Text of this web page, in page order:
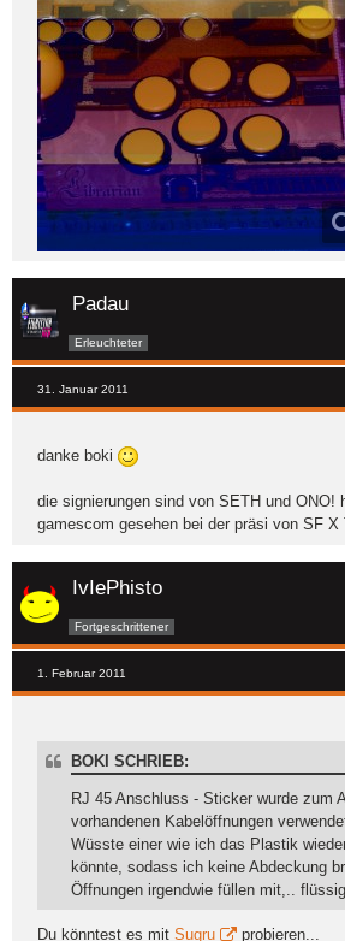
Padau
Erleuchteter
31. Januar 2011
danke boki
die signierungen sind von SETH und ONO!
gamescom gesehen bei der präsi von SF X
IvIePhisto
Fortgeschrittener
1. Februar 2011
BOKI SCHRIEB:
RJ 45 Anschluss - Sticker wurde zum
vorhandenen Kabelöffnungen
Wüsste einer wie ich das Plastik
könnte, sodass ich keine Abdeckung
Öffnungen irgendwie füllen mit,..
Du könntest es mit Sugru probieren...